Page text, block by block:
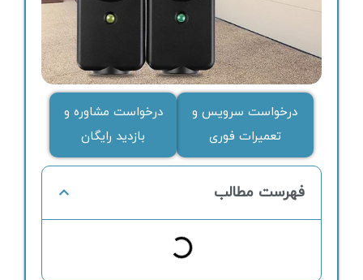
درخواست سرویس و
تعمیرات فوری
درخواست مشاوره و
بازدید رایگان
فهرست مطالب